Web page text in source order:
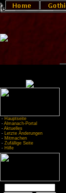
- Hauptseite
- Almanach-Portal
- Aktuelles
- Letzte Änderungen
- Mitmachen
- Zufällige Seite
- Hilfe